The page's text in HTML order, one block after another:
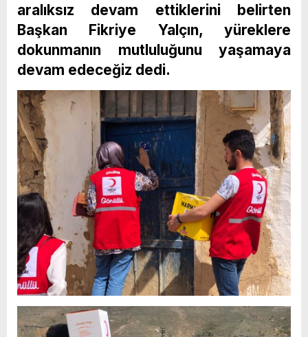
aralıksız devam ettiklerini belirten
Başkan Fikriye Yalçın, yüreklere
dokunmanın mutluluğunu yaşamaya
devam edeceğiz dedi.